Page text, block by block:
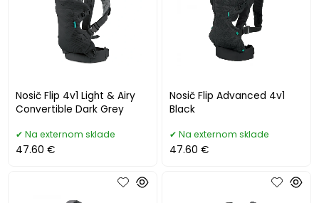
Nosič Flip 4v1 Light & Airy
Convertible Dark Grey
Na externom sklade
47.60 €
Nosič Flip Advanced 4v1
Black
Na externom sklade
47.60 €